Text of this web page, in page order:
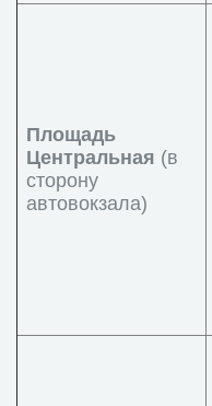
Площадь
Центральная (в
сторону
автовокзала)